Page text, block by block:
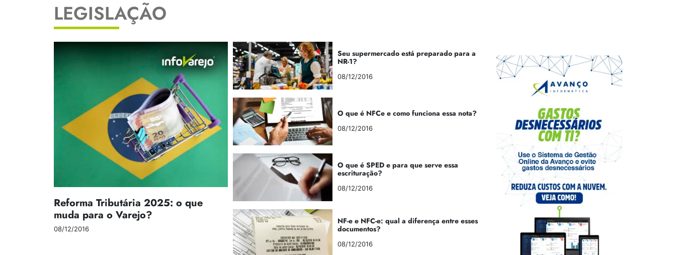
LEGISLAÇÃO
Reforma Tributária 2025: o que
muda para o Varejo?
08/12/2016
Seu supermercado está preparado para a
NR-1?
08/12/2016
O que é NFCe e como funciona essa nota?
08/12/2016
O que é SPED e para que serve essa
escrituração?
08/12/2016
NF-e e NFC-e: qual a diferença entre esses
documentos?
08/12/2016